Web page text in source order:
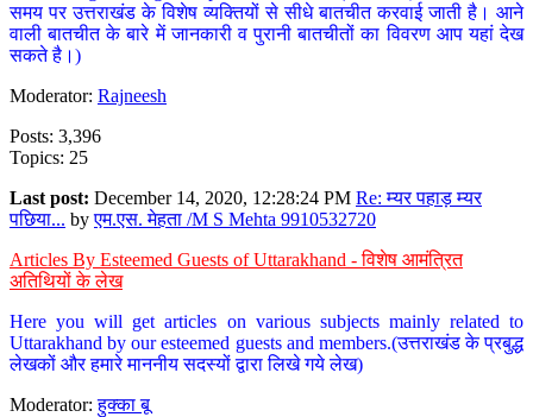
समय पर उत्तराखंड के विशेष व्यक्तियों से सीधे बातचीत करवाई जाती है। आने
वाली बातचीत के बारे में जानकारी व पुरानी बातचीतों का विवरण आप यहां देख
सकते है।)
Moderator: Rajneesh
Posts: 3,396
Topics: 25
Last post: December 14, 2020, 12:28:24 PM Re: म्यर पहाड़ म्यर
पछिया... byएम.एस. मेहता /M S Mehta 9910532720
Articles By Esteemed Guests of Uttarakhand - विशेष आमंत्रित
अतिथियों के लेख
Here you will get articles on various subjects mainly related to
Uttarakhand by our esteemed guests and members.(उत्तराखंड के प्रबुद्ध
लेखकों और हमारे माननीय सदस्यों द्वारा लिखे गये लेख)
Moderator:हुक्का बू